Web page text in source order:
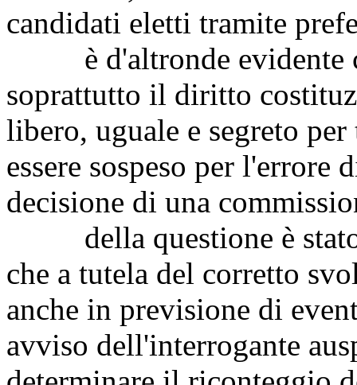
candidati eletti tramite
è d'altronde evidente
soprattutto il diritto
libero, uguale e segreto
essere sospeso per l'errore
decisione di una
della questione è stato
che a tutela del corretto
anche in previsione di
avviso dell'interrogante